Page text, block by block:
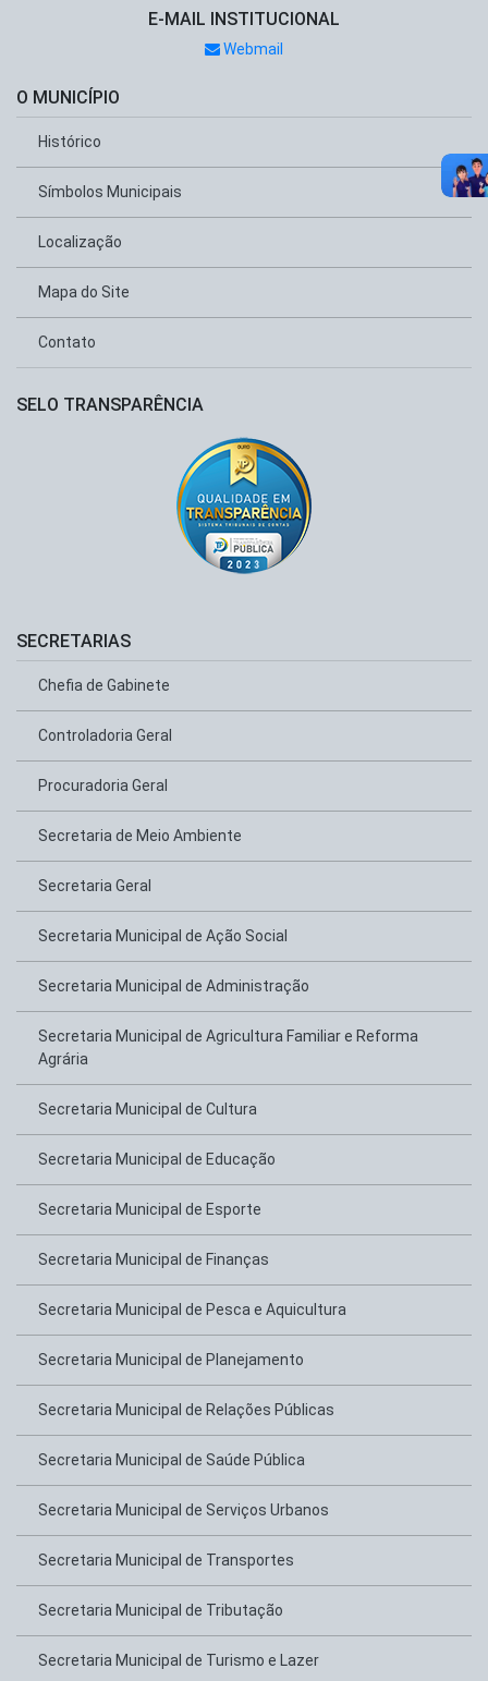
E-MAIL INSTITUCIONAL
Webmail
O MUNICÍPIO
Histórico
Símbolos Municipais
Localização
Mapa do Site
Contato
SELO TRANSPARÊNCIA
SECRETARIAS
Chefia de Gabinete
Controladoria Geral
Procuradoria Geral
Secretaria de Meio Ambiente
Secretaria Geral
Secretaria Municipal de Ação Social
Secretaria Municipal de Administração
Secretaria Municipal de Agricultura Familiar e Reforma
Agrária
Secretaria Municipal de Cultura
Secretaria Municipal de Educação
Secretaria Municipal de Esporte
Secretaria Municipal de Finanças
Secretaria Municipal de Pesca e Aquicultura
Secretaria Municipal de Planejamento
Secretaria Municipal de Relações Públicas
Secretaria Municipal de Saúde Pública
Secretaria Municipal de Serviços Urbanos
Secretaria Municipal de Transportes
Secretaria Municipal de Tributação
Secretaria Municipal de Turismo e Lazer